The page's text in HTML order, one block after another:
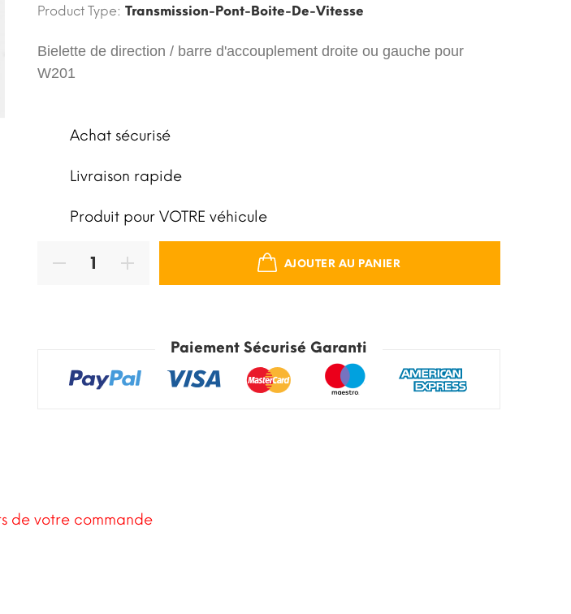
Product Type: Transmission-Pont-Boite-De-Vitesse
Bielette de direction / barre d'accouplement droite ou gauche pour
W201
Achat sécurisé
Livraison rapide
Produit pour VOTRE véhicule
AJOUTER AU PANIER
Paiement Sécurisé Garanti
de votre commande